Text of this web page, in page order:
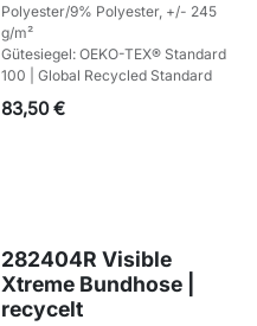
Polyester/9% Polyester, +/- 245
g/m²
Gütesiegel: OEKO-TEX® Standard
100 | Global Recycled Standard
83,50€
282404R Visible
Xtreme Bundhose |
recycelt